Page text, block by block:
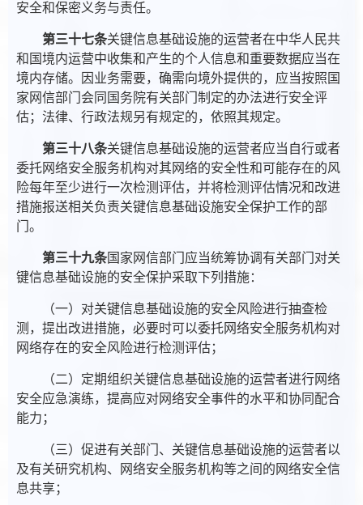
安全和保密义务与责任。
第三十七条关键信息基础设施的运营者在中华人民共
和国境内运营中收集和产生的个人信息和重要数据应当在
境内存储。因业务需要，确需向境外提供的，应当按照国
家网信部门会同国务院有关部门制定的办法进行安全评
估；法律、行政法规另有规定的，依照其规定。
第三十八条关键信息基础设施的运营者应当自行或者
委托网络安全服务机构对其网络的安全性和可能存在的风
险每年至少进行一次检测评估，并将检测评估情况和改进
措施报送相关负责关键信息基础设施安全保护工作的部
门。
第三十九条国家网信部门应当统筹协调有关部门对关
键信息基础设施的安全保护采取下列措施：
（一）对关键信息基础设施的安全风险进行抽查检
测，提出改进措施，必要时可以委托网络安全服务机构对
网络存在的安全风险进行检测评估；
（二）定期组织关键信息基础设施的运营者进行网络
安全应急演练，提高应对网络安全事件的水平和协同配合
能力；
（三）促进有关部门、关键信息基础设施的运营者以
及有关研究机构、网络安全服务机构等之间的网络安全信
息共享；